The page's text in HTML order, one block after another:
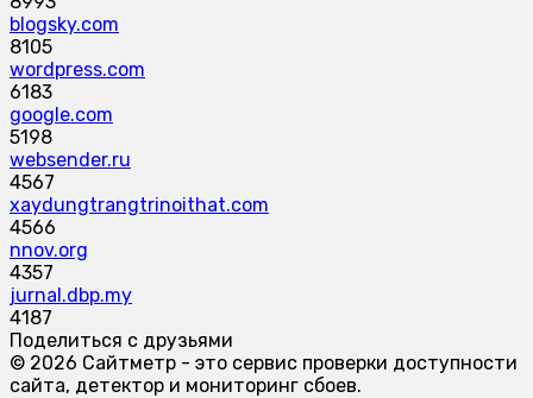
blogsky.com
8105
wordpress.com
6183
google.com
5198
websender.ru
4567
xaydungtrangtrinoithat.com
4566
nnov.org
4357
jurnal.dbp.my
4187
Поделиться с друзьями
© 2026 Сайтметр - это сервис проверки доступности
сайта, детектор и мониторинг сбоев.